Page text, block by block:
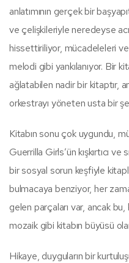
anlatımının gerçek bir
ve çelişkileriyle neredeyse
hissettiriliyor, mücadeleleri
melodi gibi yankılanıyor. Bir
ağlatabilen nadir bir kitaptır,
orkestrayı yöneten usta bir
Kitabın sonu çok uygundu,
Guerrilla Girls’ün kışkırtıcı ve
bir sosyal sorun keşfiyle
bulmacaya benziyor, her
gelen parçaları var, ancak
mozaik gibi kitabın büyüsü
Hikaye, duyguların bir